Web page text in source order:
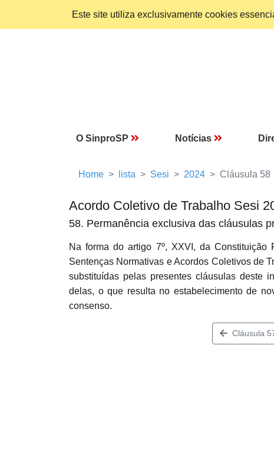
Este site utiliza exclusivamente cookies
O SinproSP Notícias
Home lista Sesi 2024 Cláusula 58
Acordo Coletivo de Trabalho Sesi
58. Permanência exclusiva das cláusulas
Na forma do artigo 7º, XXVI, da
Sentenças Normativas e Acordos Coletivos de
substituídas pelas presentes cláusulas deste
delas, o que resulta no estabelecimento de
consenso.
Cláusula